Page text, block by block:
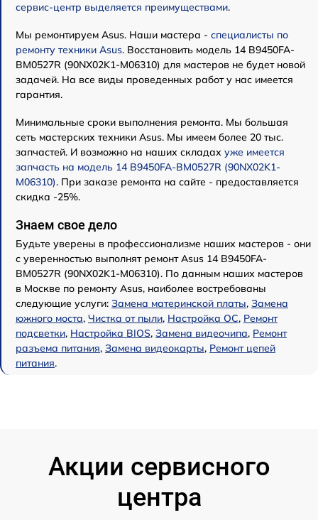
сервис-центр выделяется преимуществами.
Мы ремонтируем Asus. Наши мастера - специалисты по
ремонту техники Asus. Восстановить модель 14 B9450FA-
BM0527R (90NX02K1-M06310) для мастеров не будет новой
задачей. На все виды проведенных работ у нас имеется
гарантия.
Минимальные сроки выполнения ремонта. Мы большая
сеть мастерских техники Asus. Мы имеем более 20 тыс.
запчастей. И возможно на наших складах уже имеется
запчасть на модель 14 B9450FA-BM0527R (90NX02K1-
M06310). При заказе ремонта на сайте - предоставляется
скидка -25%.
Знаем свое дело
Будьте уверены в профессионализме наших мастеров - они
с уверенностью выполнят ремонт Asus 14 B9450FA-
BM0527R (90NX02K1-M06310). По данным наших мастеров
в Москве по ремонту Asus, наиболее востребованы
следующие услуги: Замена материнской платы, Замена
южного моста, Чистка от пыли, Настройка ОС, Ремонт
подсветки, Настройка BIOS, Замена видеочипа, Ремонт
разъема питания, Замена видеокарты, Ремонт цепей
питания.
Акции сервисного
центра